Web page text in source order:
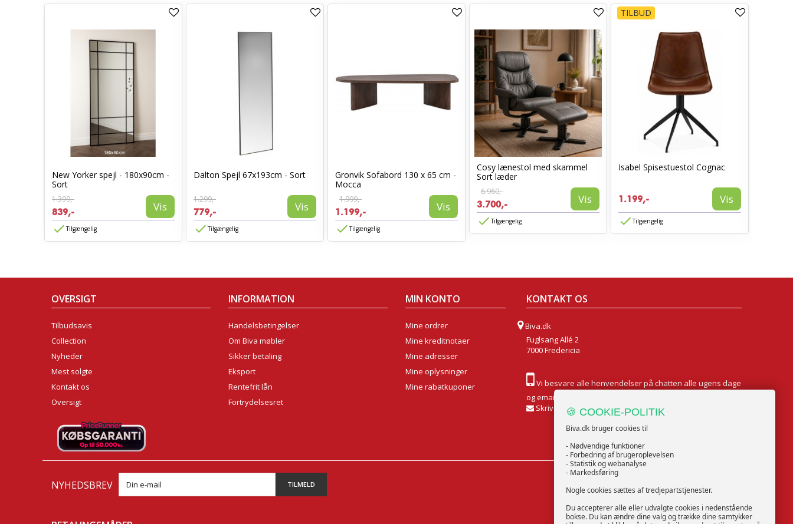
New Yorker spejl - 180x90cm -
Sort
1.399,-
839,- Vis
Tilgængelig
Dalton Spejl 67x193cm - Sort
1.299,-
779,- Vis
Tilgængelig
Gronvik Sofabord 130 x 65 cm -
Mocca
1.999,-
1.199,- Vis
Tilgængelig
Cosy lænestol med skammel
Sort læder
6.960,-
3.700,- Vis
Tilgængelig
TILBUD
Isabel Spisestuestol Cognac
1.199,- Vis
Tilgængelig
OVERSIGT
Tilbudsavis
Collection
Nyheder
Mest solgte
Kontakt os
Oversigt
INFORMATION
Handelsbetingelser
Om Biva møbler
Sikker betaling
Eksport
Rentefrit lån
Fortrydelsesret
MIN KONTO
Mine ordrer
Mine kreditnotaer
Mine adresser
Mine oplysninger
Mine rabatkuponer
KONTAKT OS
Biva.dk
Fuglsang Allé 2
7000 Fredericia
Vi besvare alle henvendelser på chatten alle ugens dage
og email Mandag til Fredag
Skriv til os
NYHEDSBREV TILMELD FØLG OS
🍪 COOKIE-POLITIK
Biva.dk bruger cookies til
- Nødvendige funktioner
- Forbedring af brugeroplevelsen
- Statistik og webanalyse
- Markedsføring
Nogle cookies sættes af tredjepartstjenester.
Du accepterer alle eller udvalgte cookies i nedenstående
bokse. Du kan ændre dine valg og trække dine samtykker